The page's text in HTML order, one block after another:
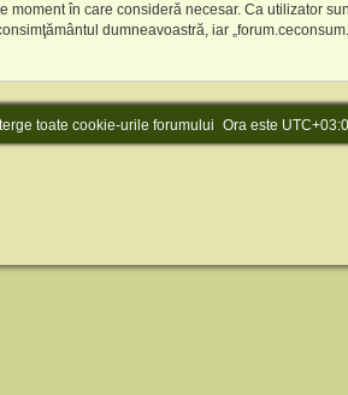
moment în care consideră necesar. Ca utilizator
dumneavoastră, iar
Ora este
toate cookie-urile forumului